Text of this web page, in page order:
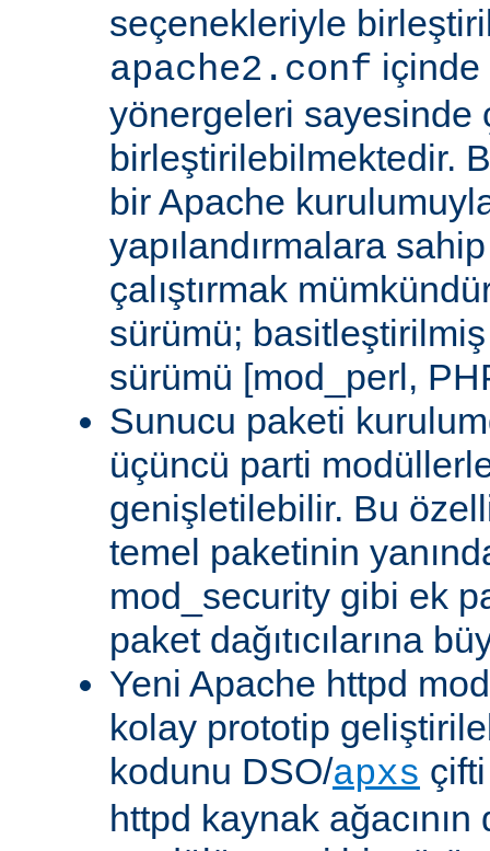
seçenekleriyle
apache2.conf içinde
yönergeleri sayesinde
birleştirilebilmektedir.
bir Apache
yapılandırmalara
çalıştırmak
sürümü;
sürümü [mod_perl,
Sunucu paketi
üçüncü parti
genişletilebilir. Bu
temel paketinin
mod_security gibi ek
paket dağıtıcılarına
Yeni Apache httpd
kolay prototip
kodunu DSO/apxs
httpd kaynak ağacının